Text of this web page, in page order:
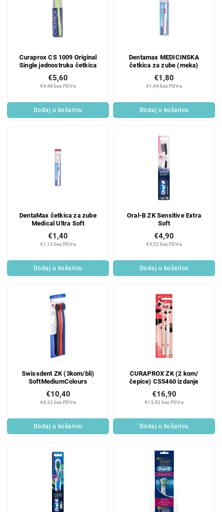
Curaprox CS 1009 Original
Single jednostruka četkica
€4,48 bez PDV-a
€5,60
Dodaj u košaricu
Dentamax MEDICINSKA
četkica za zube (meka)
€1,44 bez PDV-a
€1,80
Dodaj u košaricu
DentaMax četkica za zube
Medical Ultra Soft
€1,12 bez PDV-a
€1,40
Dodaj u košaricu
Oral-B ZK Sensitive Extra
Soft
€3,92 bez PDV-a
€4,90
Dodaj u košaricu
Swissdent ZK (3kom/bli)
SoftMediumColours
€8,32 bez PDV-a
€10,40
Dodaj u košaricu
CURAPROX ZK (2 kom/
čepice) CS5460 izdanje
€13,52 bez PDV-a
€16,90
Dodaj u košaricu